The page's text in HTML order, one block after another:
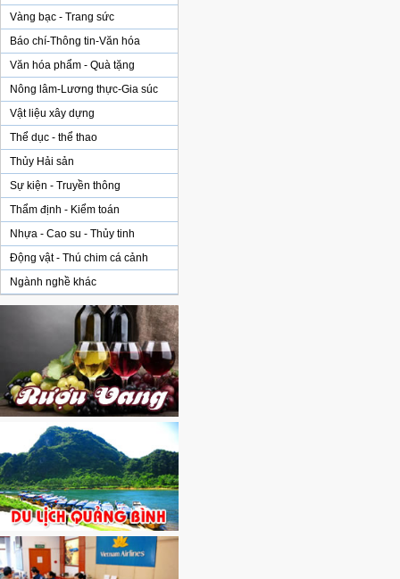
Vàng bạc - Trang sức
Báo chí-Thông tin-Văn hóa
Văn hóa phẩm - Quà tặng
Nông lâm-Lương thực-Gia súc
Vật liệu xây dựng
Thể dục - thể thao
Thủy Hải sản
Sự kiện - Truyền thông
Thẩm định - Kiểm toán
Nhựa - Cao su - Thủy tinh
Động vật - Thú chim cá cảnh
Ngành nghề khác